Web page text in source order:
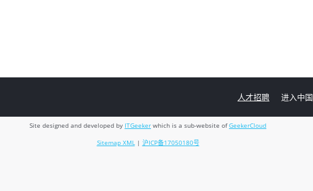
人才招聘 进入中国
Site designed and developed by ITGeeker which is a sub-website ofGeekerCloud
Sitemap XML| 沪ICP备17050180号